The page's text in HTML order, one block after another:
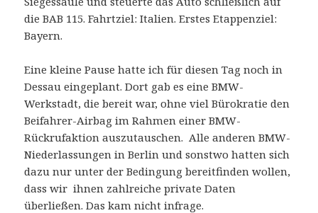
die BAB 115. Fahrtziel: Italien. Erstes Etappenziel:
Bayern.
Eine kleine Pause hatte ich für diesen Tag noch in
Dessau eingeplant. Dort gab es eine BMW-
Werkstadt, die bereit war, ohne viel Bürokratie den
Beifahrer-Airbag im Rahmen einer BMW-
Rückrufaktion auszutauschen. Alle anderen BMW-
Niederlassungen in Berlin und sonstwo hatten sich
dazu nur unter der Bedingung bereitfinden wollen,
dass wir ihnen zahlreiche private Daten
überließen. Das kam nicht infrage.